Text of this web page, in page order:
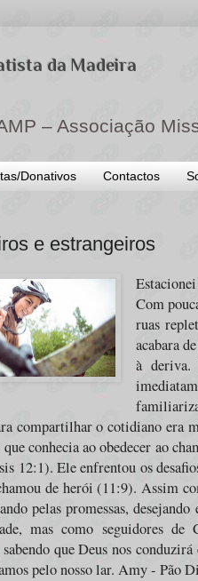
da Madeira
– Associação
Donativos Contactos
e estrangeiros
Com
ruas
acabara
à deriva.
compartilhar o cotidiano era
conhecia ao obedecer ao
12:1). Ele enfrentou os
de herói (11:9). Assim
pelas promessas,
mas como seguidores
sabendo que Deus nos
pelo nosso lar. Amy - Pão